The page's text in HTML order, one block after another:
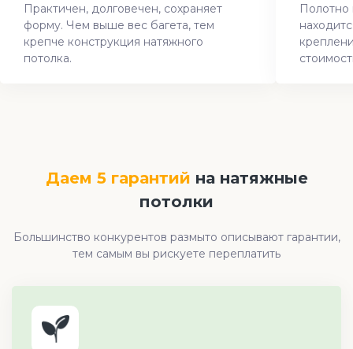
Практичен, долговечен, сохраняет
форму. Чем выше вес багета, тем
крепче конструкция натяжного
потолка.
Полотно
Даем 5 гарантий на натяжные
потолки
Большинство конкурентов размыто описывают гарантии,
тем самым вы рискуете переплатить